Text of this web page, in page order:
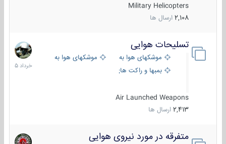
Military Helicopters
2,108 ارسال ها
تسلیحات هوایی
موشکهای هوا به هوا
موشکهای هوا به سطح
بمبها و راکت های هوایی
Air Launched Weapons
2,413 ارسال ها
30
خرداد
1405
متفرقه در مورد نیروی هوایی
7